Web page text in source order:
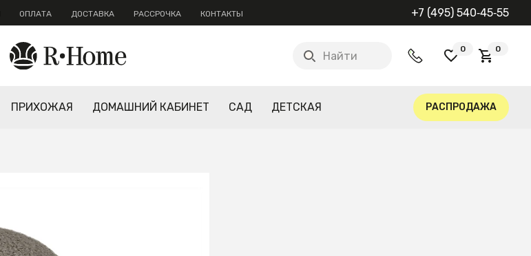
ОПЛАТА ДОСТАВКА РАССРОЧКА КОНТАКТЫ +7 (495) 540‑45‑55
Найти
0 0
ПРИХОЖАЯ ДОМАШНИЙ КАБИНЕТ САД ДЕТСКАЯ РАСПРОДАЖА